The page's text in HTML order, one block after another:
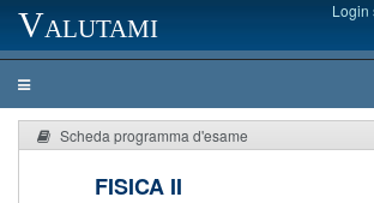
Valutami Login
Scheda programma d'esame
FISICA II